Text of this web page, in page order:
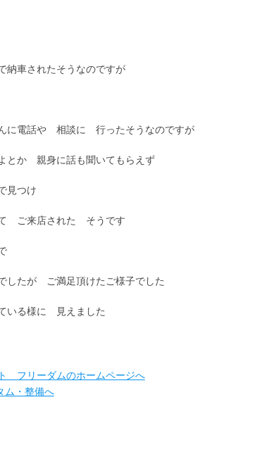
車されたそうなのですが
に電話や 相談に 行ったそうなのですが
か 親身に話も聞いてもらえず
見つけ
ご来店された そうです
たが ご満足頂けたご様子でした
る様に 見えました
フリーダムのホームページへ